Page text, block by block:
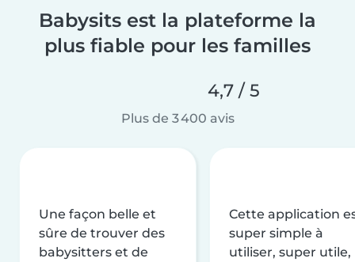
Babysits est la plateforme la
plus fiable pour les familles
4,7 / 5
Plus de 3 400 avis
Une façon belle et
sûre de trouver des
babysitters et de
Cette application
super simple à
utiliser, super utile,